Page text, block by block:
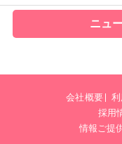
ニュ
会社概要
採用
情報ご提